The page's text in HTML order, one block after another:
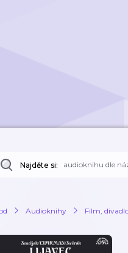
Najděte si:
Audioknihy Film,